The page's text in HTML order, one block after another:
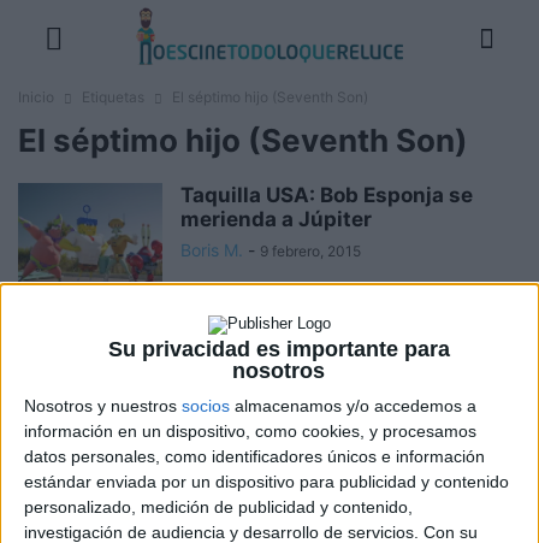
Su privacidad es importante para
nosotros
Nosotros y nuestros socios almacenamos y/o accedemos a
información en un dispositivo, como cookies, y procesamos
datos personales, como identificadores únicos e información
estándar enviada por un dispositivo para publicidad y contenido
personalizado, medición de publicidad y contenido,
investigación de audiencia y desarrollo de servicios. Con su
Inicio Etiquetas El séptimo hijo (Seventh Son)
El séptimo hijo (Seventh Son)
Taquilla USA: Bob Esponja se
merienda a Júpiter
Boris M. - 9 febrero, 2015
Vídeo avance y recomendaciones
de la semana: 1 de Enero de...
Estrenos de la semana: 1 de
Enero de 2015
Boris M. - 31 diciembre, 2014